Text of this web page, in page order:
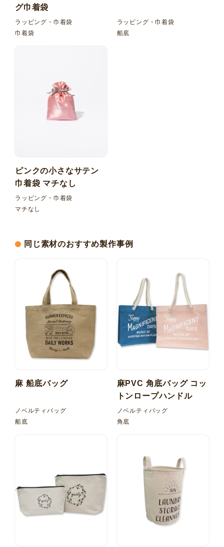
グ巾着袋
ラッピング・巾着袋
巾着袋
ラッピング・巾着袋
船底
ピンクの小さなサテン
巾着袋 マチなし
ラッピング・巾着袋
マチなし
同じ素材のおすすめ製作事例
麻 船底バッグ
ノベルティバッグ
船底
麻PVC 角底バッグ コッ
トンロープハンドル
ノベルティバッグ
角底